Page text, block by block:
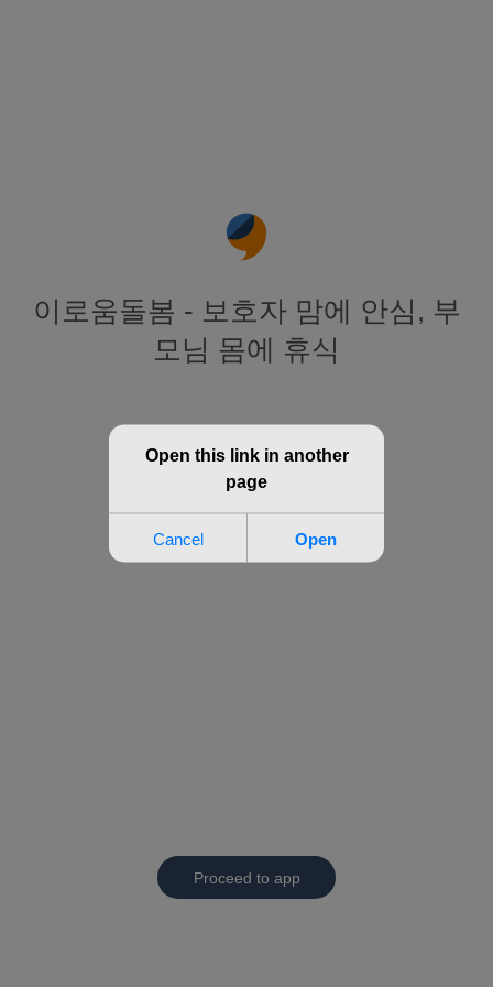
이로움돌봄 - 보호자 맘에 안심, 부
모님 몸에 휴식
Proceed to app